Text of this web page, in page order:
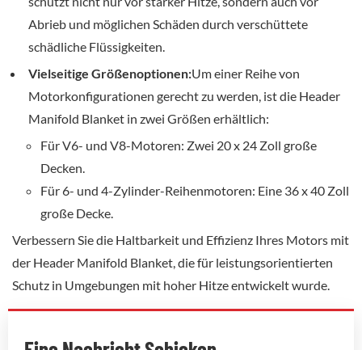
Abrieb und möglichen Schäden durch verschüttete
schädliche Flüssigkeiten.
Vielseitige Größenoptionen:Um einer Reihe von
Motorkonfigurationen gerecht zu werden, ist die Header
Manifold Blanket in zwei Größen erhältlich:
Für V6- und V8-Motoren: Zwei 20 x 24 Zoll große
Decken.
Für 6- und 4-Zylinder-Reihenmotoren: Eine 36 x 40 Zoll
große Decke.
Verbessern Sie die Haltbarkeit und Effizienz Ihres Motors mit
der Header Manifold Blanket, die für leistungsorientierten
Schutz in Umgebungen mit hoher Hitze entwickelt wurde.